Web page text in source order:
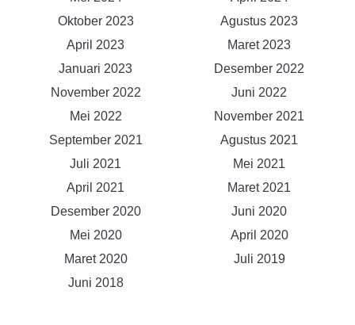
Oktober 2023
Agustus 2023
April 2023
Maret 2023
Januari 2023
Desember 2022
November 2022
Juni 2022
Mei 2022
November 2021
September 2021
Agustus 2021
Juli 2021
Mei 2021
April 2021
Maret 2021
Desember 2020
Juni 2020
Mei 2020
April 2020
Maret 2020
Juli 2019
Juni 2018